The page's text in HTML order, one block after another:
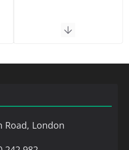
Road, London